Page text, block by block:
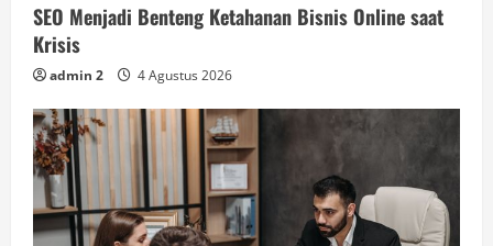
SEO Menjadi Benteng Ketahanan Bisnis Online saat
Krisis
admin 2 4 Agustus 2026